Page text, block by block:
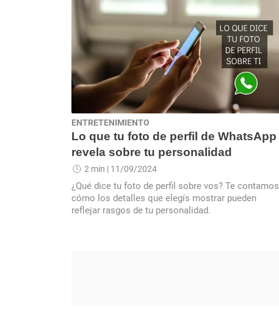
ENTRETENIMIENTO
Lo que tu foto de perfil de WhatsApp
revela sobre tu personalidad
2 min | 11/09/2024
¿Qué dice tu foto de perfil sobre vos? Te contamos
cómo los detalles que elegís mostrar pueden
reflejar rasgos de tu personalidad.